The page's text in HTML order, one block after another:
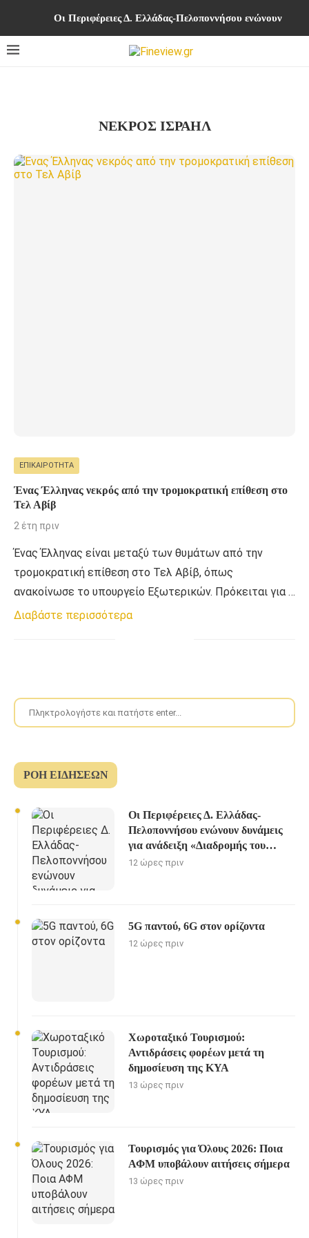
Οι Περιφέρειες Δ. Ελλάδας-Πελοποννήσου ενώνουν
ΝΕΚΡΟΣ ΙΣΡΑΗΛ
ΕΠΙΚΑΙΡΌΤΗΤΑ
Ένας Έλληνας νεκρός από την τρομοκρατική επίθεση στο
Τελ Αβίβ
2 έτη πριν
Ένας Έλληνας είναι μεταξύ των θυμάτων από την
τρομοκρατική επίθεση στο Τελ Αβίβ, όπως
ανακοίνωσε το υπουργείο Εξωτερικών. Πρόκειται για …
Διαβάστε περισσότερα
ΡΟΉ ΕΙΔΉΣΕΩΝ
Οι Περιφέρειες Δ. Ελλάδας-
Πελοποννήσου ενώνουν δυνάμεις
για ανάδειξη «Διαδρομής του
Ηρακλή»
12 ώρες πριν
5G παντού, 6G στον ορίζοντα
12 ώρες πριν
Χωροταξικό Τουρισμού:
Αντιδράσεις φορέων μετά τη
δημοσίευση της ΚΥΑ
13 ώρες πριν
Τουρισμός για Όλους 2026: Ποια
ΑΦΜ υποβάλουν αιτήσεις σήμερα
13 ώρες πριν